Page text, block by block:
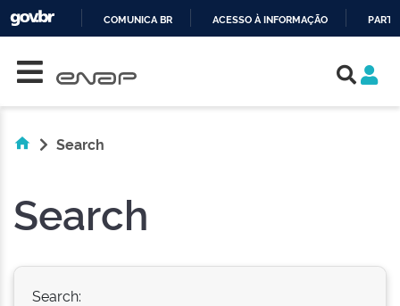
COMUNICA BR ACESSO À INFORMAÇÃO
Search
Search
Search: